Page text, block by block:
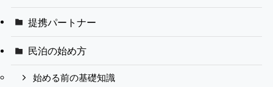
提携パートナー
民泊の始め方
始める前の基礎知識